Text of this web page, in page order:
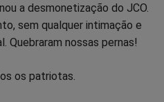
a desmonetização do JCO.
sem qualquer intimação e
Quebraram nossas pernas!
os patriotas.